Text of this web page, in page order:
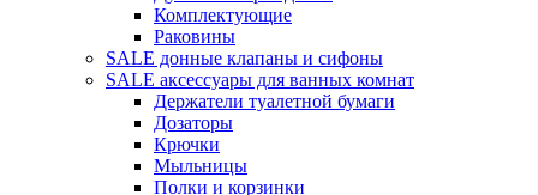
Комплектующие
Раковины
SALE донные клапаны и сифоны
SALE аксессуары для ванных комнат
Держатели туалетной бумаги
Дозаторы
Крючки
Мыльницы
Полки и корзинки